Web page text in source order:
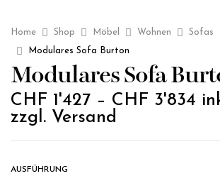
Home Shop Möbel Wohnen Sofas
Modulares Sofa Burton
Modulares Sofa
CHF 1'427 – CHF 3'834
zzgl. Versand
AUSFÜHRUNG